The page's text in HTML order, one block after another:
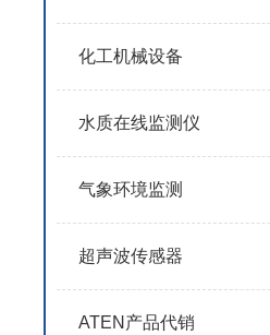
化工机械设备
水质在线监测仪
气象环境监测
超声波传感器
ATEN产品代销